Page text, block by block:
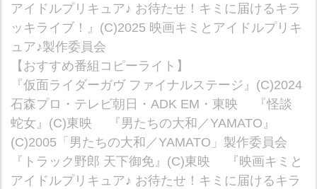
アイドルプリキュア♪ お待たせ！キミに届けるキラ
ッキライブ！』(C)2025 映画キミとアイドルプリキ
ュア♪製作委員会
【おすすめ番組コピーライト】
『仮面ライダーガヴ ファイナルステージ』(C)2024
石森プロ・テレビ朝日・ADK EM・東映 『怪談
蛇女』(C)東映 『男たちの大和／YAMATO』
(C)2005「男たちの大和／YAMATO」製作委員会
『トラック野郎 天下御免』(C)東映 『映画キミと
アイドルプリキュア♪ お待たせ！キミに届けるキラ